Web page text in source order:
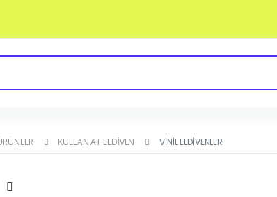
KULLAN AT ELDIVEN VINIL ELDIVENLER